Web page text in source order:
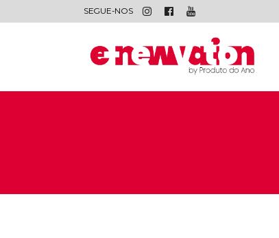
SEGUE-NOS